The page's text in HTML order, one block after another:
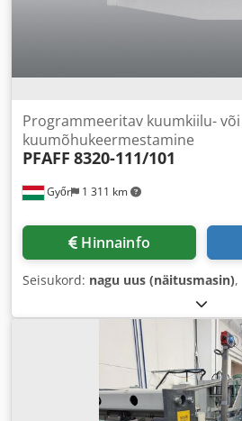
Győr 1 311 km
Programmeeritav kuumkiilu- või
kuumõhukeermestamine
PFAFF 8320-111/101
Hinnainfo
Seisukord: nagu uus (näitusmasin),